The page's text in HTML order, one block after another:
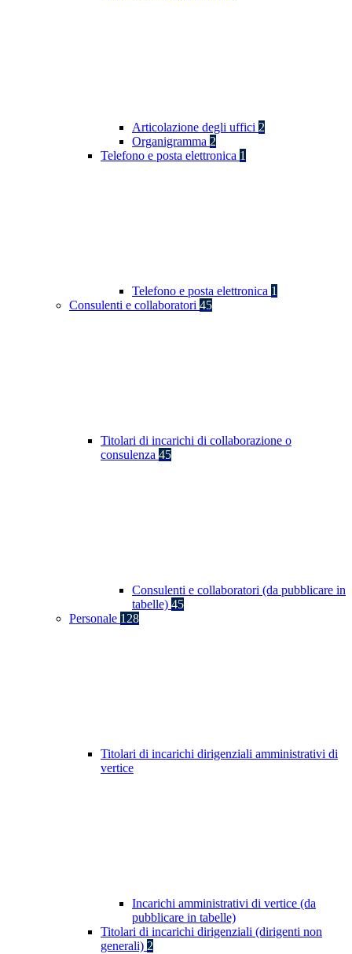
Articolazione degli uffici 2
Organigramma 2
Telefono e posta elettronica 1
Telefono e posta elettronica 1
Consulenti e collaboratori 45
Titolari di incarichi di collaborazione o
consulenza 45
Consulenti e collaboratori (da pubblicare in
tabelle) 45
Personale 128
Titolari di incarichi dirigenziali amministrativi di
vertice
Incarichi amministrativi di vertice (da
pubblicare in tabelle)
Titolari di incarichi dirigenziali (dirigenti non
generali) 2